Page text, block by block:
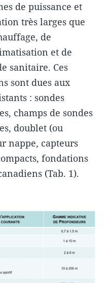
de puissance et
très larges que
de
et de
sanitaire. Ces
sont dues aux
: sondes
champs de sondes
doublet (ou
nappe, capteurs
fondations
(Tab. 1).